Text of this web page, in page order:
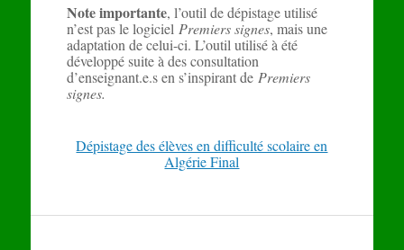
Note importante, l’outil de dépistage utilisé
n’est pas le logiciel Premiers signes, mais une
adaptation de celui-ci. L’outil utilisé à été
développé suite à des consultation
d’enseignant.e.s en s’inspirant de Premiers
signes.
Dépistage des élèves en difficulté scolaire en
Algérie Final